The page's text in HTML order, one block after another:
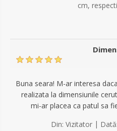
cm,
Buna seara! M-ar interesa
realizata la dimensiunile
mi-ar placea ca patul sa
Din: Vizitator | Dată: